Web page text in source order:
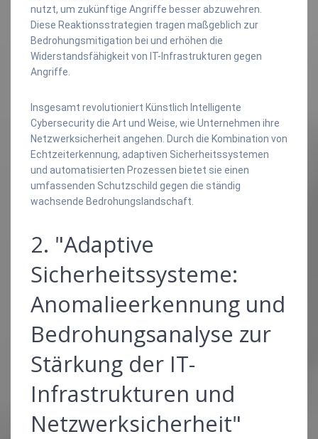
nutzt, um zukünftige Angriffe besser abzuwehren.
Diese Reaktionsstrategien tragen maßgeblich zur
Bedrohungsmitigation bei und erhöhen die
Widerstandsfähigkeit von IT-Infrastrukturen gegen
Angriffe.
Insgesamt revolutioniert Künstlich Intelligente
Cybersecurity die Art und Weise, wie Unternehmen ihre
Netzwerksicherheit angehen. Durch die Kombination von
Echtzeiterkennung, adaptiven Sicherheitssystemen
und automatisierten Prozessen bietet sie einen
umfassenden Schutzschild gegen die ständig
wachsende Bedrohungslandschaft.
2. "Adaptive
Sicherheitssysteme:
Anomalieerkennung und
Bedrohungsanalyse zur
Stärkung der IT-
Infrastrukturen und
Netzwerksicherheit"